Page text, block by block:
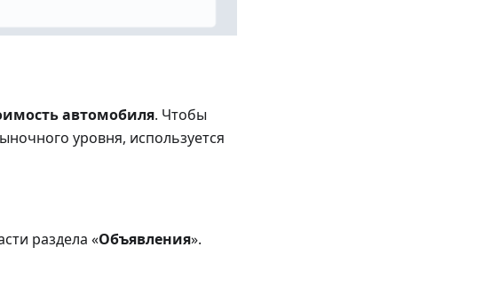
автомобиля. Чтобы
уровня, используется
раздела «Объявления».